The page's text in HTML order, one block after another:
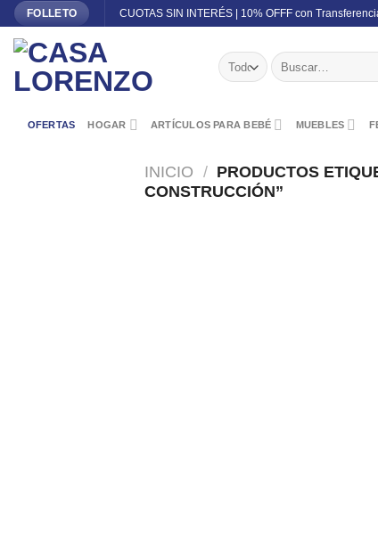
Skip
content
FOLLETO CUOTAS SIN INTERÉS | 10% OFFF con
Buscar
por:
OFERTAS HOGAR ARTÍCULOS PARA BEBÉ MUEBLES
INICIO / PRODUCTOS
CONSTRUCCIÓN”